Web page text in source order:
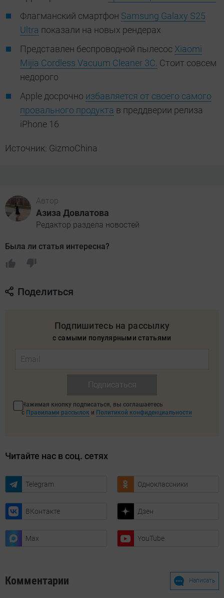
Флагманский смартфон Samsung Galaxy S25
Ultra показали на новых рендерах
Представлен беспроводной пылесос Xiaomi
Mijia Cordless Vacuum Cleaner 3C. Стоит совсем
недорого
Apple досрочно избавляется от своего самого
провального продукта в преддверии релиза
iPhone 16
Источник: GizmoChina
Автор
Азиза Довлатова
Редактор раздела новостей
Была ли статья интересна?
Поделиться
Подпишитесь на рассылку
с самыми популярными статьями
Нажимая кнопку подписаться, вы соглашаетесь
с Правилами рассылок и Политикой конфиденциальности
Читайте нас в соц. сетях
Telegram Одноклассники
ВКонтакте Дзен
Max YouTube
Комментарии Написать